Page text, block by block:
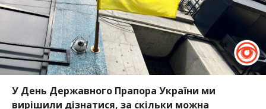
У День Державного Прапора України ми
вирішили дізнатися, за скільки можна